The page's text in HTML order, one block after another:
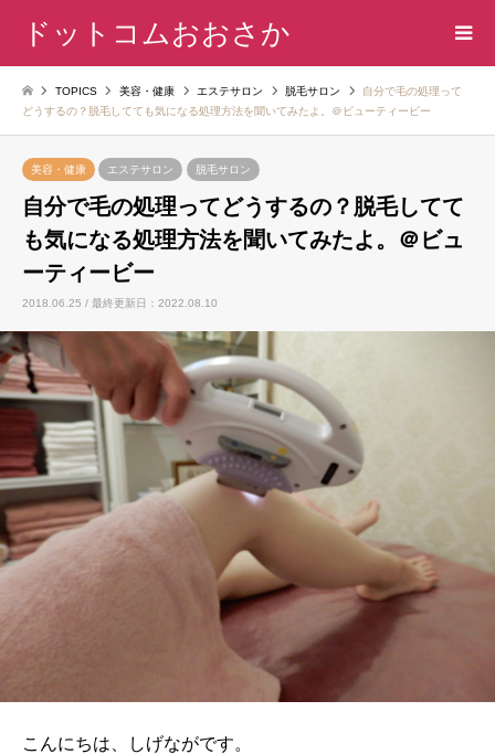
ドットコムおおさか
TOPICS 美容・健康 エステサロン 脱毛サロン
自分で毛の処理って
どうするの？脱毛してても気になる処理方法を聞いてみたよ。＠ビューティービー
美容・健康 エステサロン 脱毛サロン
自分で毛の処理ってどうするの？脱毛してて
も気になる処理方法を聞いてみたよ。＠ビュ
ーティービー
2018.06.25 / 最終更新日：2022.08.10
こんにちは、しげながです。